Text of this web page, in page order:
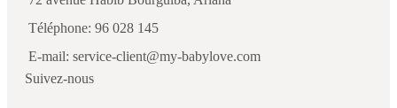
Téléphone: 96 028 145
E-mail: service-client@my-babylove.com
Suivez-nous